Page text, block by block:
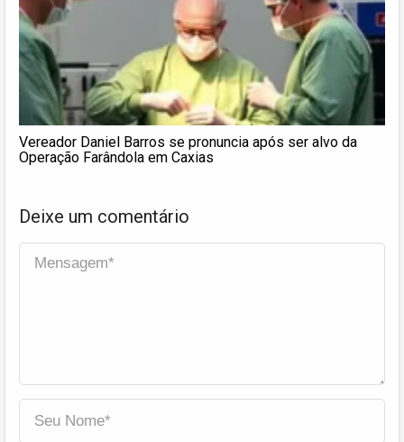
Vereador Daniel Barros se pronuncia após ser alvo da
Operação Farândola em Caxias
Deixe um comentário